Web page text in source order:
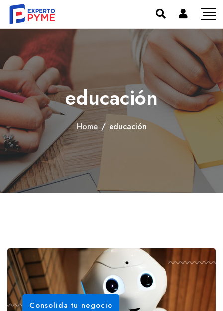
educación
Home / educación
Consolida tu negocio